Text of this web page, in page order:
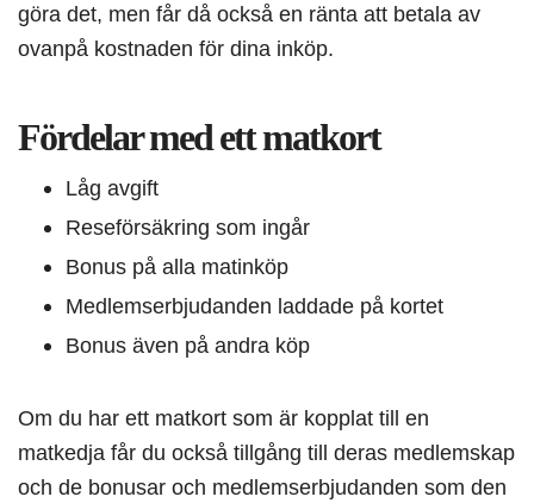
göra det, men får då också en ränta att betala av
ovanpå kostnaden för dina inköp.
Fördelar med ett matkort
Låg avgift
Reseförsäkring som ingår
Bonus på alla matinköp
Medlemserbjudanden laddade på kortet
Bonus även på andra köp
Om du har ett matkort som är kopplat till en
matkedja får du också tillgång till deras medlemskap
och de bonusar och medlemserbjudanden som den